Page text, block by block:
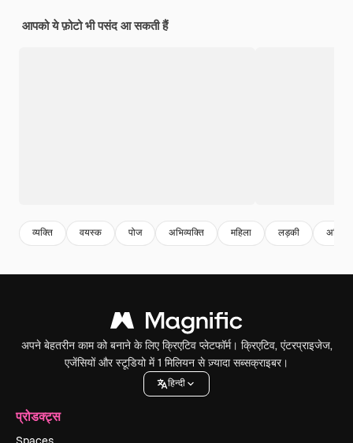
आपको ये फ़ोटो भी पसंद आ सकती हैं
व्यक्ति वयस्क पोज अभिव्यक्ति महिला लड़की
अपने बेहतरीन काम को बनाने के लिए क्रिएटिव प्लेटफॉर्म। क्रिएटिव, एंटरप्राइजेज,
एजेंसियों और स्टूडियो में 1 मिलियन से ज़्यादा सब्सक्राइबर।
हिन्दी
प्रोडक्ट्स